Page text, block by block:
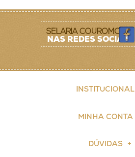
SELARIA COUROMODA
NAS REDES SOCIAIS
INSTITUCIONAL
MINHA CONTA
DÚVIDAS